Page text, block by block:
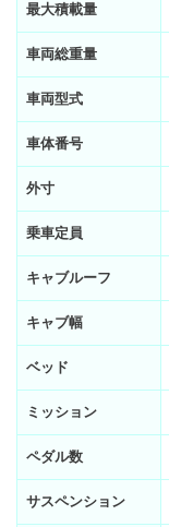
最大積載量
車両総重量
車両型式
車体番号
外寸
乗車定員
キャブルーフ
キャブ幅
ベッド
ミッション
ペダル数
サスペンション